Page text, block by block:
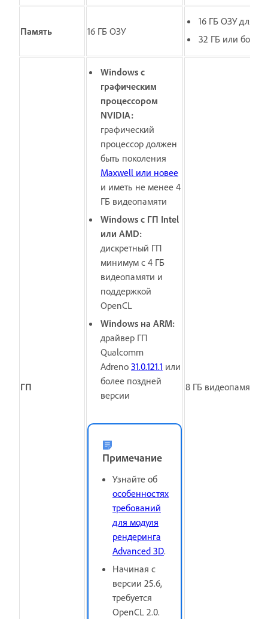
Память 16 ГБ ОЗУ
16 ГБ ОЗУ для
32 ГБ или
ГП
Windows с
графическим
процессором
NVIDIA:
графический
процессор должен
быть поколения
Maxwell или новее
и иметь не менее 4
ГБ видеопамяти
Windows с ГП Intel
или AMD:
дискретный ГП
минимум с 4 ГБ
видеопамяти и
поддержкой
OpenCL
Windows на ARM:
драйвер ГП
Qualcomm
Adreno 31.0.121.1 или
более поздней
версии
Примечание
Узнайте об
особенностях
требований
для модуля
рендеринга
Advanced 3D.
Начиная с
версии 25.6,
требуется
OpenCL 2.0.
8 ГБ видеопамяти